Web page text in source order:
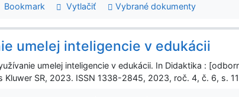
Bookmark Vytlačiť Vybrané dokumenty
umelej inteligencie v edukácii
umelej inteligencie v edukácii. In Didaktika :
Kluwer SR, 2023. ISSN 1338-2845, 2023, roč. 4, č. 6, s.